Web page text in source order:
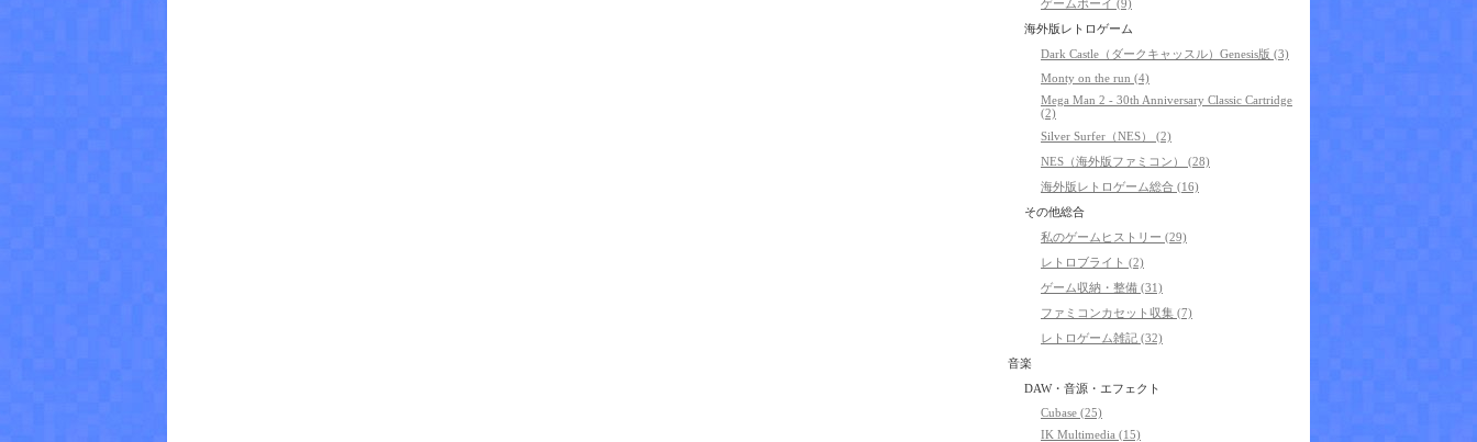
ゲームボーイ (9)
海外版レトロゲーム
Dark Castle（ダークキャッスル）Genesis版 (3)
Monty on the run (4)
Mega Man 2 - 30th Anniversary Classic Cartridge
(2)
Silver Surfer（NES） (2)
NES（海外版ファミコン） (28)
海外版レトロゲーム総合 (16)
その他総合
私のゲームヒストリー (29)
レトロブライト (2)
ゲーム収納・整備 (31)
ファミコンカセット収集 (7)
レトロゲーム雑記 (32)
音楽
DAW・音源・エフェクト
Cubase (25)
IK Multimedia (15)